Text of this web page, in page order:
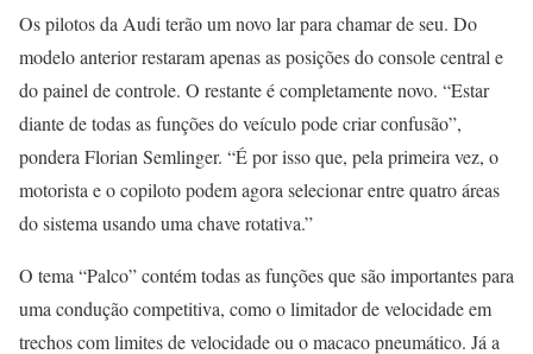
Os pilotos da Audi terão um novo lar para chamar de seu. Do
modelo anterior restaram apenas as posições do console central e
do painel de controle. O restante é completamente novo. “Estar
diante de todas as funções do veículo pode criar confusão”,
pondera Florian Semlinger. “É por isso que, pela primeira vez, o
motorista e o copiloto podem agora selecionar entre quatro áreas
do sistema usando uma chave rotativa.”
O tema “Palco” contém todas as funções que são importantes para
uma condução competitiva, como o limitador de velocidade em
trechos com limites de velocidade ou o macaco pneumático. Já a